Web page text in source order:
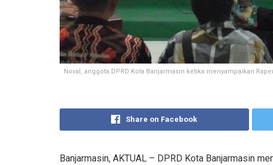
Noval, anggota DPRD Kota Banjarmasin ketika menyampaikan
Share on Facebook
Banjarmasin, AKTUAL – DPRD Kota Banjarmasin